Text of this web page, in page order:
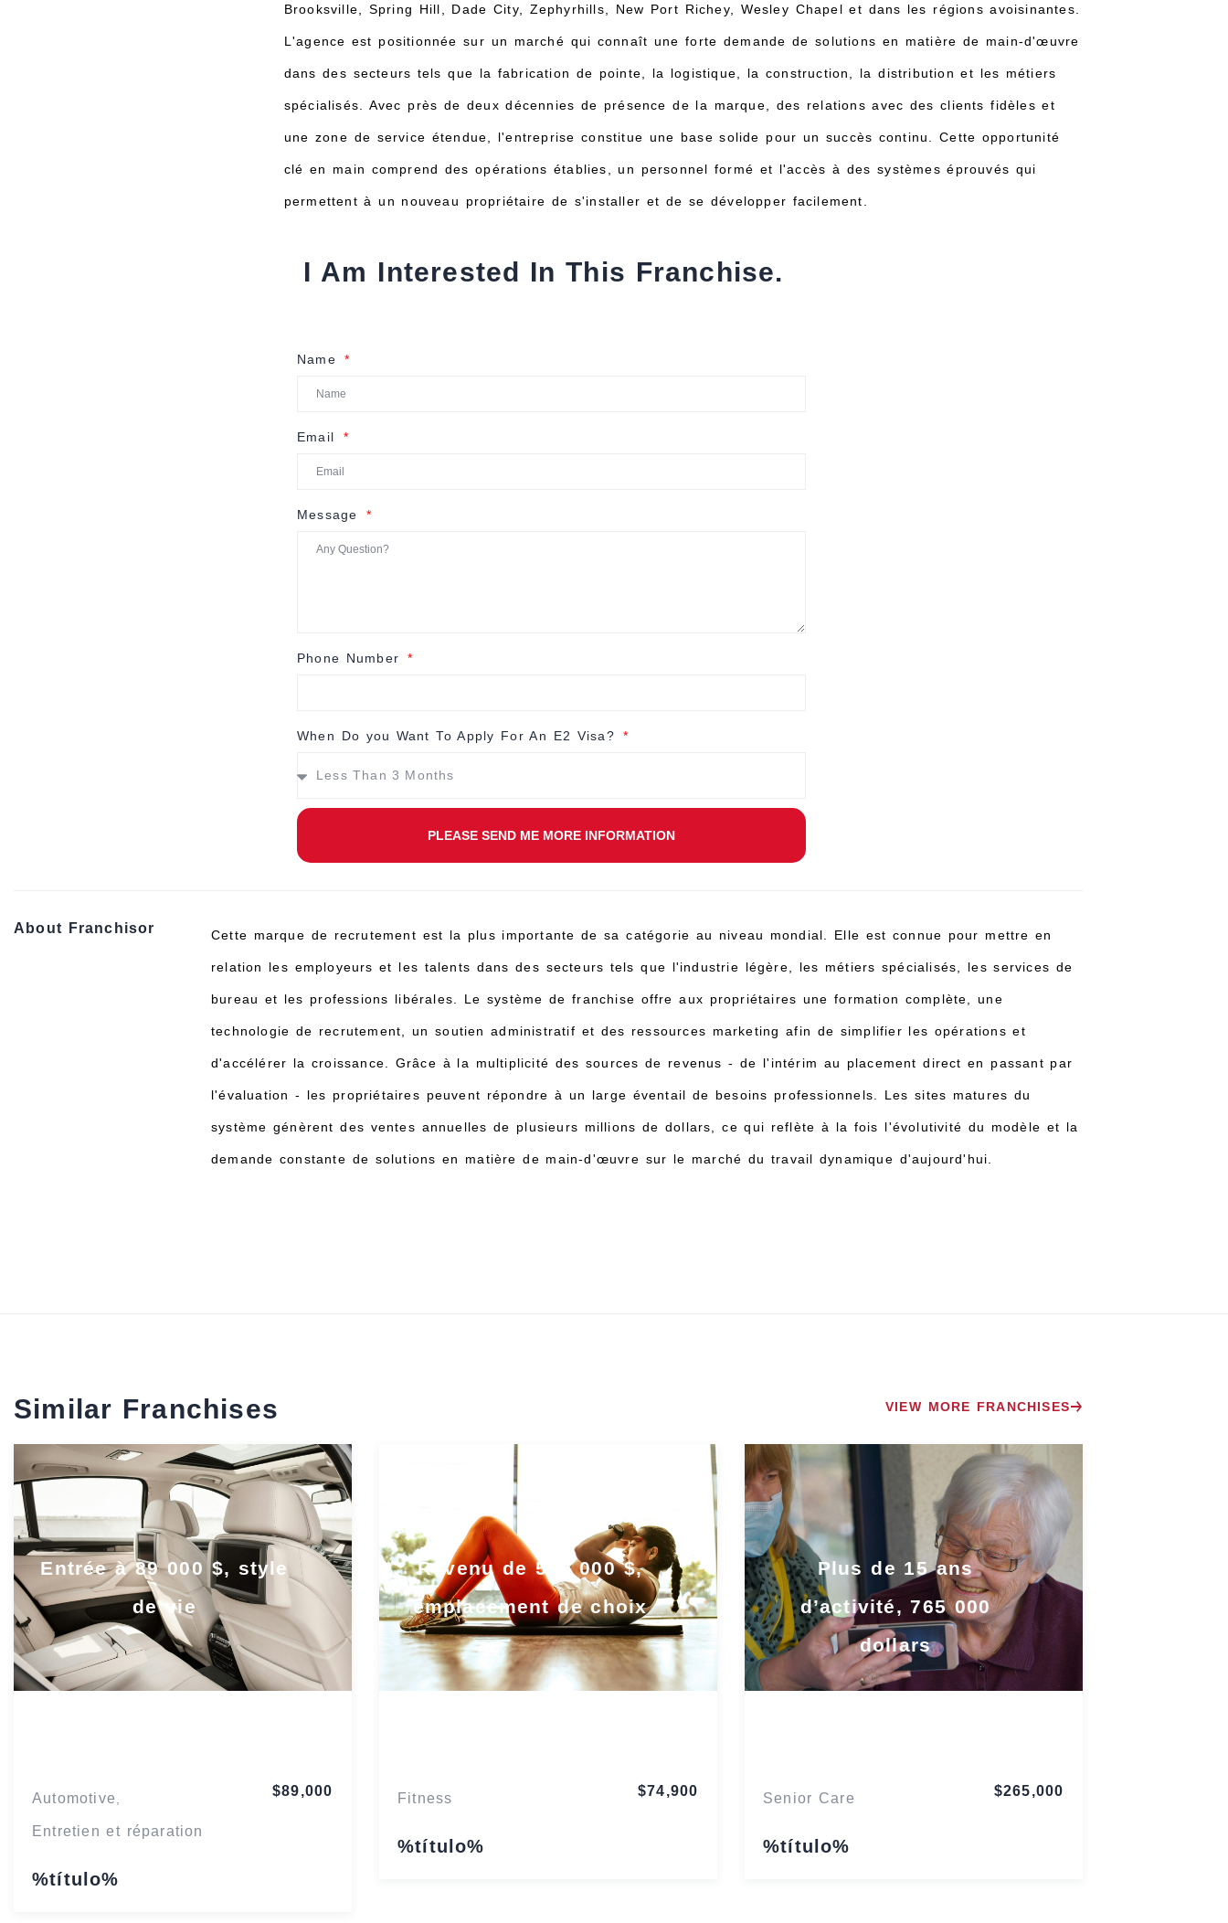
Brooksville, Spring Hill, Dade City, Zephyrhills, New Port Richey, Wesley Chapel et dans les régions avoisinantes.
L'agence est positionnée sur un marché qui connaît une forte demande de solutions en matière de main-d'œuvre
dans des secteurs tels que la fabrication de pointe, la logistique, la construction, la distribution et les métiers
spécialisés. Avec près de deux décennies de présence de la marque, des relations avec des clients fidèles et
une zone de service étendue, l'entreprise constitue une base solide pour un succès continu. Cette opportunité
clé en main comprend des opérations établies, un personnel formé et l'accès à des systèmes éprouvés qui
permettent à un nouveau propriétaire de s'installer et de se développer facilement.
I Am Interested In This Franchise.
Name
Email
Message
Phone Number
When Do you Want To Apply For An E2 Visa?
PLEASE SEND ME MORE INFORMATION
About Franchisor Cette marque de recrutement est la plus importante de sa catégorie au niveau mondial. Elle est connue pour mettre en
relation les employeurs et les talents dans des secteurs tels que l'industrie légère, les métiers spécialisés, les services de
bureau et les professions libérales. Le système de franchise offre aux propriétaires une formation complète, une
technologie de recrutement, un soutien administratif et des ressources marketing afin de simplifier les opérations et
d'accélérer la croissance. Grâce à la multiplicité des sources de revenus - de l'intérim au placement direct en passant par
l'évaluation - les propriétaires peuvent répondre à un large éventail de besoins professionnels. Les sites matures du
système génèrent des ventes annuelles de plusieurs millions de dollars, ce qui reflète à la fois l'évolutivité du modèle et la
demande constante de solutions en matière de main-d'œuvre sur le marché du travail dynamique d'aujourd'hui.
Similar Franchises VIEW MORE FRANCHISES
Entrée à 89 000 $, style
de vie
Automotive
Entretien et réparation
%título%
$89,000
Revenu de 548 000 $,
emplacement de choix
Fitness
%título%
$74,900
Plus de 15 ans
d’activité, 765 000
dollars
Senior Care
%título%
$265,000